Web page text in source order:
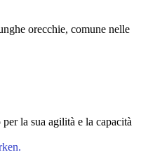
orecchie, comune nelle
la sua agilità e la capacità